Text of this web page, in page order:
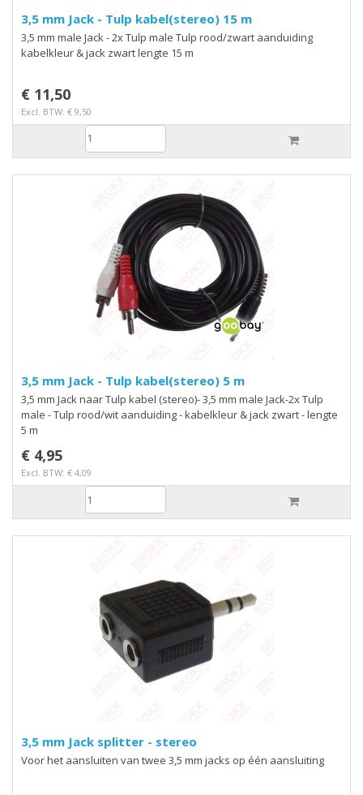
3,5 mm Jack - Tulp kabel(stereo) 15 m
3,5 mm male Jack - 2x Tulp male Tulp rood/zwart aanduiding
kabelkleur & jack zwart lengte 15 m
€ 11,50
Excl. BTW: € 9,50
3,5 mm Jack - Tulp kabel(stereo) 5 m
3,5 mm Jack naar Tulp kabel (stereo)- 3,5 mm male Jack-2x Tulp
male - Tulp rood/wit aanduiding - kabelkleur & jack zwart - lengte
5 m
€ 4,95
Excl. BTW: € 4,09
3,5 mm Jack splitter - stereo
Voor het aansluiten van twee 3,5 mm jacks op één aansluiting